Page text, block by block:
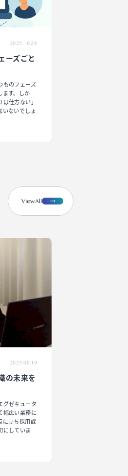
2025.10.28
ーズごと
ものフェーズ
ます。しか
仕方ない」
いないでしょ
viewAll
2025.08.19
の未来を
グゼキュータ
幅広い業務に
に立ち採用課
にしていま